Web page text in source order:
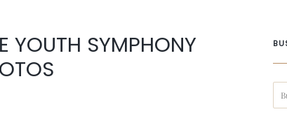
YOUTH SYMPHONY